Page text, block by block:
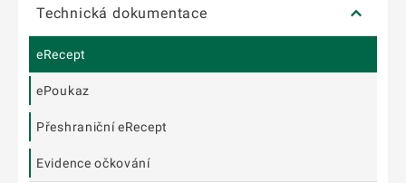
Technická dokumentace
eRecept
ePoukaz
Přeshraniční eRecept
Evidence očkování